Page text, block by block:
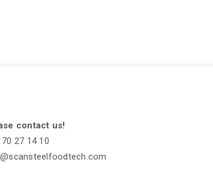
contact us!
27 14 10